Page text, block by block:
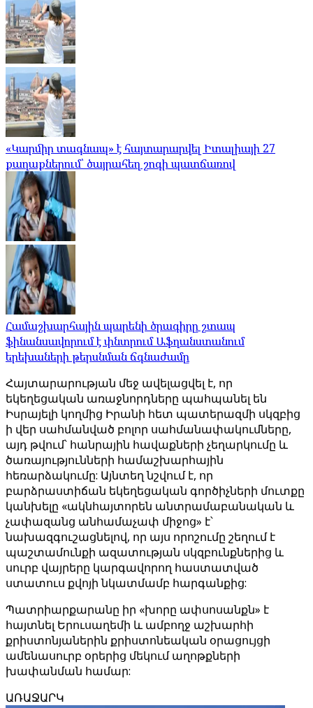
«Կարմիր տագնապ» է հայտարարվել Իտալիայի 27
քաղաքներում՝ ծայրահեղ շոգի պատճառով
Համաշխարհային պարենի ծրագիրը շտապ
ֆինանսավորում է փնտրում Աֆղանստանում
երեխաների թերսնման ճգնաժամը
Հայտարարության մեջ ավելացվել է, որ
եկեղեցական առաջնորդները պահպանել են
Իսրայելի կողմից Իրանի հետ պատերազմի սկզբից
ի վեր սահմանված բոլոր սահմանափակումները,
այդ թվում՝ հանրային հավաքների չեղարկումը և
ծառայությունների համաշխարհային
հեռարձակումը: Այնտեղ նշվում է, որ
բարձրաստիճան եկեղեցական գործիչների մուտքը
կանխելը «ակնհայտորեն անտրամաբանական և
չափազանց անհամաչափ միջոց» է՝
նախազգուշացնելով, որ այս որոշումը շեղում է
պաշտամունքի ազատության սկզբունքներից և
սուրբ վայրերը կարգավորող հաստատված
ստատուս քվոյի նկատմամբ հարգանքից:
Պատրիարքարանը իր «խորը ափսոսանքն» է
հայտնել Երուսաղեմի և ամբողջ աշխարհի
քրիստոնյաներին քրիստոնեական օրացույցի
ամենասուրբ օրերից մեկում աղոթքների
խափանման համար:
ԱՌԱՋԱՐԿ